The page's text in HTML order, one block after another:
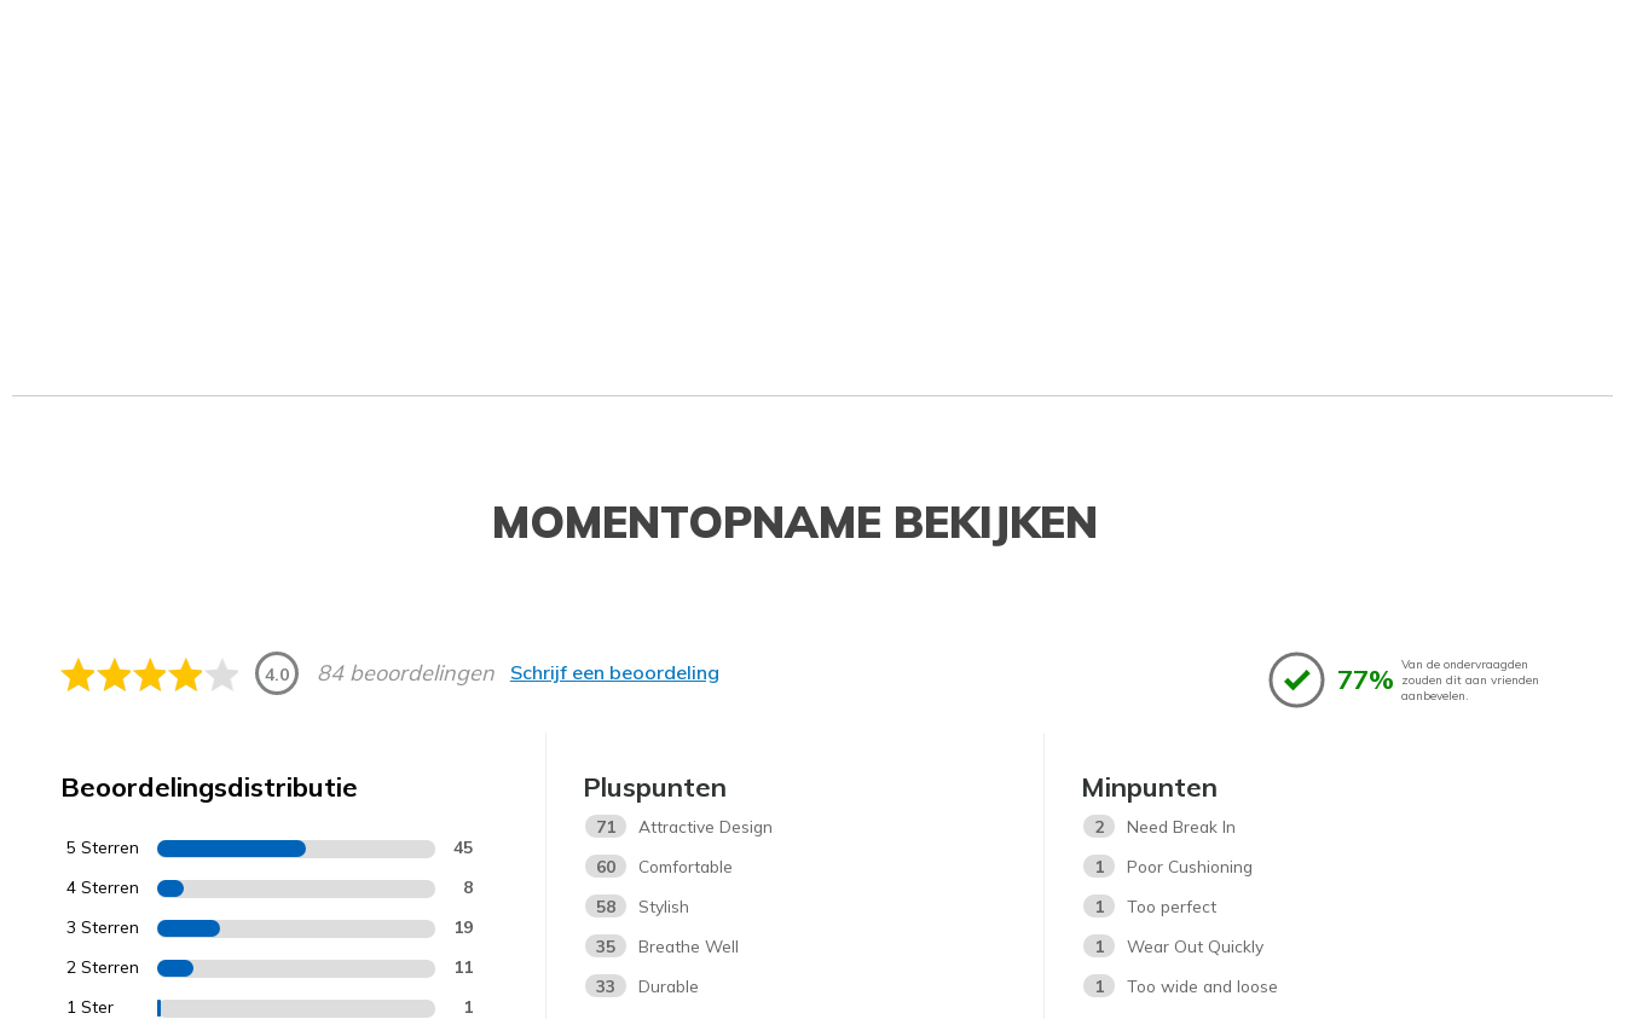
MOMENTOPNAME BEKIJKEN
4.0 84 beoordelingen Schrijf een beoordeling 77% Van de ondervraagden
zouden dit aan vrienden
aanbevelen.
Beoordelingsdistributie
5 Sterren 45
4 Sterren 8
3 Sterren 19
2 Sterren 11
1 Ster 1
Pluspunten
71
Attractive Design
60
Comfortable
58
Stylish
35
Breathe Well
33
Durable
Minpunten
2
Need Break In
1
Poor Cushioning
1
Too perfect
1
Wear Out Quickly
1
Too wide and loose